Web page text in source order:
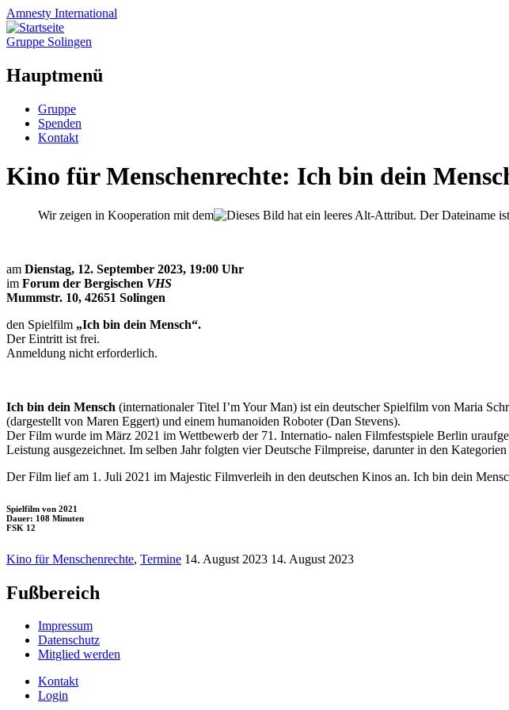
Amnesty International
Gruppe Solingen
Hauptmenü
Zum
Inhalt
springen
Gruppe
Spenden
Kontakt
Kino für Menschenrechte: Ich bin dein
Wir zeigen in Kooperation mit dem
am Dienstag, 12. September 2023, 19:00 Uhr
im Forum der Bergischen VHS
Mummstr. 10, 42651 Solingen
den Spielfilm „Ich bin dein Mensch“.
Der Eintritt ist frei.
Anmeldung nicht erforderlich.
Ich bin dein Mensch (internationaler Titel I’m Your Man) ist ein deutscher Spielfilm von Maria
(dargestellt von Maren Eggert) und einem humanoiden Roboter (Dan Stevens).
Der Film wurde im März 2021 im Wettbewerb der 71. Internatio- nalen Filmfestspiele Berlin
Leistung ausgezeichnet. Im selben Jahr folgten vier Deutsche Filmpreise, darunter in den
Der Film lief am 1. Juli 2021 im Majestic Filmverleih in den deutschen Kinos an. Ich bin dein
Spielfilm von 2021
Dauer: 108 Minuten
FSK 12
Kino für Menschenrechte, Termine 14. August 2023 14. August 2023
Fußbereich
Impressum
Datenschutz
Mitglied werden
Kontakt
Login